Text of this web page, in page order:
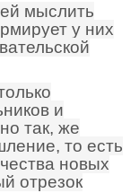
мыслить
у них
и
так, же
то есть
новых
отрезок